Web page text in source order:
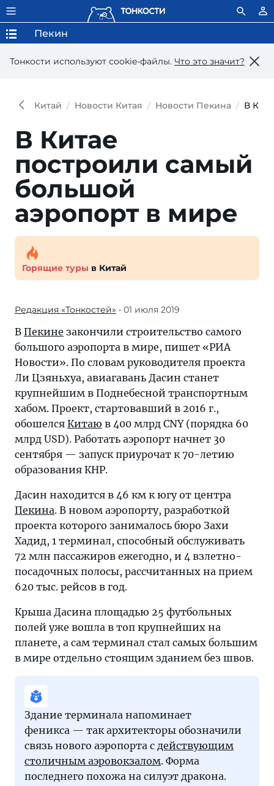
Тонкости используют сookie-файлы. Что это значит?
Пекин
Китай Новости Китая Новости Пекина В
В Китае
построили самый
большой
аэропорт в мире
Горящие туры в Китай
Редакция «Тонкостей» • 01 июля 2019
В Пекине закончили строительство самого
большого аэропорта в мире, пишет «РИА
Новости». По словам руководителя проекта
Ли Цзяньхуа, авиагавань Дасин станет
крупнейшим в Поднебесной транспортным
хабом. Проект, стартовавший в 2016 г.,
обошелся Китаю в 400 млрд CNY (порядка 60
млрд USD). Работать аэропорт начнет 30
сентября — запуск приурочат к 70-летию
образования КНР.
Дасин находится в 46 км к югу от центра
Пекина. В новом аэропорту, разработкой
проекта которого занималось бюро Захи
Хадид, 1 терминал, способный обслуживать
72 млн пассажиров ежегодно, и 4 взлетно-
посадочных полосы, рассчитанных на прием
620 тыс. рейсов в год.
Крыша Дасина площадью 25 футбольных
полей уже вошла в топ крупнейших на
планете, а сам терминал стал самых большим
в мире отдельно стоящим зданием без швов.
Здание терминала напоминает
феникса — так архитекторы обозначили
связь нового аэропорта с действующим
столичным аэровокзалом. Форма
последнего похожа на силуэт дракона.